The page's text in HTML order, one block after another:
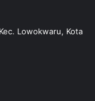
Lowokwaru, Kota